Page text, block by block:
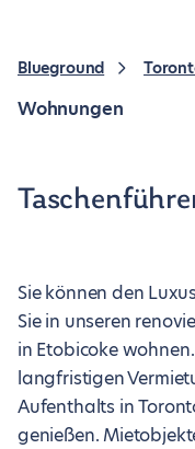
Blueground
Wohnungen
Sie können den
Sie in unseren
in Etobicoke
langfristigen
Aufenthalts in
genießen.